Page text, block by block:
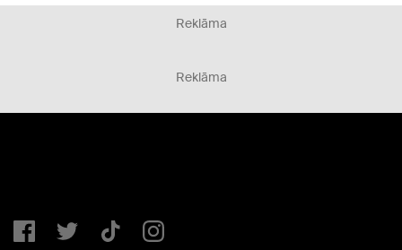
Reklāma
Reklāma